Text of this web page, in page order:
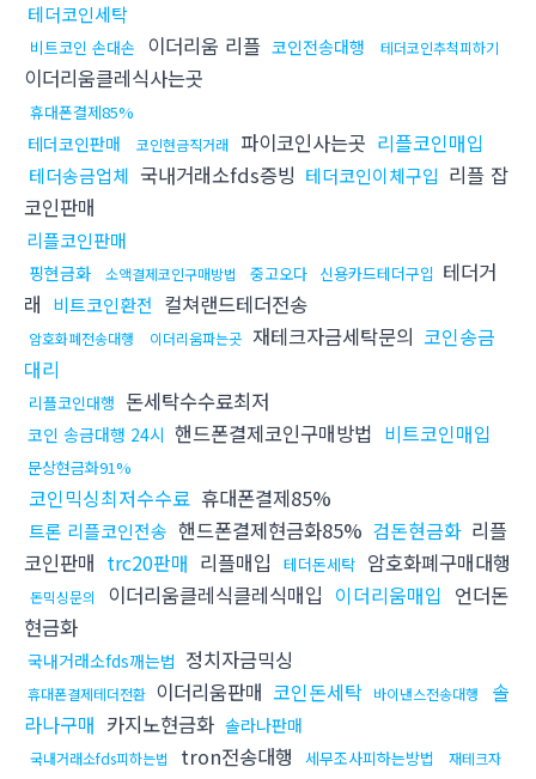
테더코인세탁
비트코인 손대손 이더리움 리플 코인전송대행 테더코인추척피하기
이더리움클레식사는곳
휴대폰결제85%
테더코인판매 코인현금직거래 파이코인사는곳 리플코인매입
테더송금업체 국내거래소fds증빙 테더코인이체구입 리플 잡
코인판매
리플코인판매
핑현금화 소액결제코인구매방법 중고오다 신용카드테더구입 테더거
래 비트코인환전 컬쳐랜드테더전송
암호화폐전송대행 이더리움파는곳 재테크자금세탁문의 코인송금
대리
리플코인대행 돈세탁수수료최저
코인 송금대행 24시 핸드폰결제코인구매방법 비트코인매입
문상현금화91%
코인믹싱최저수수료 휴대폰결제85%
트론 리플코인전송 핸드폰결제현금화85% 검돈현금화 리플
코인판매 trc20판매 리플매입 테더돈세탁 암호화폐구매대행
돈믹싱문의 이더리움클레식클레식매입 이더리움매입 언더돈
현금화
국내거래소fds깨는법 정치자금믹싱
휴대폰결제테더전환 이더리움판매 코인돈세탁 바이낸스전송대행
솔
라나구매 카지노현금화 솔라나판매
국내거래소fds피하는법 tron전송대행 세무조사피하는방법
재테크자